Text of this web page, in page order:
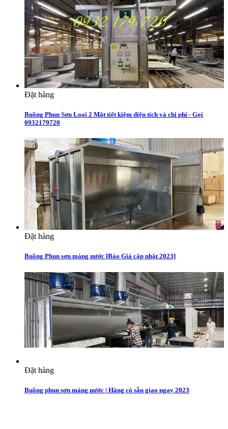
Đặt hàng
Buồng Phun Sơn Loại 2 Mặt tiết kiệm diện tích và chi phí - Gọi
0932179720
Đặt hàng
Buồng Phun sơn màng nước [Báo Giá cập nhật 2023]
Đặt hàng
Buồng phun sơn màng nước | Hàng có sẵn giao ngay 2023